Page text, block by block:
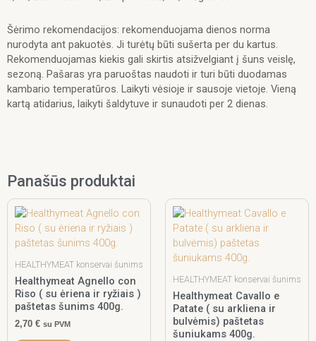
Šėrimo rekomendacijos: rekomenduojama dienos norma
nurodyta ant pakuotės. Ji turėtų būti sušerta per du kartus.
Rekomenduojamas kiekis gali skirtis atsižvelgiant į šuns veislę,
sezoną. Pašaras yra paruoštas naudoti ir turi būti duodamas
kambario temperatūros. Laikyti vėsioje ir sausoje vietoje. Vieną
kartą atidarius, laikyti šaldytuve ir sunaudoti per 2 dienas.
Panašūs produktai
HEALTHYMEAT konservai šunims
Healthymeat Agnello con
Riso ( su ėriena ir ryžiais )
paštetas šunims 400g.
2,70 € su PVM
HEALTHYMEAT konservai šunims
Healthymeat Cavallo e
Patate ( su arkliena ir
bulvėmis) paštetas
šuniukams 400g.